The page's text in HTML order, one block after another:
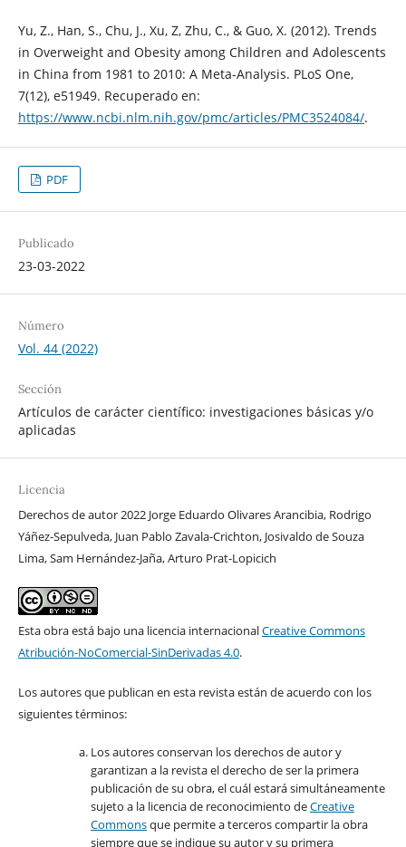
Yu, Z., Han, S., Chu, J., Xu, Z, Zhu, C., & Guo, X. (2012). Trends
in Overweight and Obesity among Children and Adolescents
in China from 1981 to 2010: A Meta-Analysis. PLoS One,
7(12), e51949. Recuperado en:
https://www.ncbi.nlm.nih.gov/pmc/articles/PMC3524084/.
PDF
Publicado
23-03-2022
Número
Vol. 44 (2022)
Sección
Artículos de carácter científico: investigaciones básicas y/o
aplicadas
Licencia
Derechos de autor 2022 Jorge Eduardo Olivares Arancibia, Rodrigo
Yáñez-Sepulveda, Juan Pablo Zavala-Crichton, Josivaldo de Souza
Lima, Sam Hernández-Jaña, Arturo Prat-Lopicich
Esta obra está bajo una licencia internacionalCreative Commons
Atribución-NoComercial-SinDerivadas 4.0.
Los autores que publican en esta revista están de acuerdo con los
siguientes términos:
Los autores conservan los derechos de autor y
garantizan a la revista el derecho de ser la primera
publicación de su obra, el cuál estará simultáneamente
sujeto a la licencia de reconocimiento deCreative
Commonsque permite a terceros compartir la obra
siempre que se indique su autor y su primera